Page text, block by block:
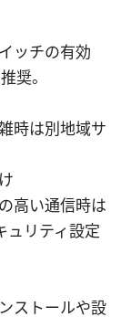
ッチの有効
奨。
時は別地域サ
高い通信時は
ュリティ設定
ストールや設